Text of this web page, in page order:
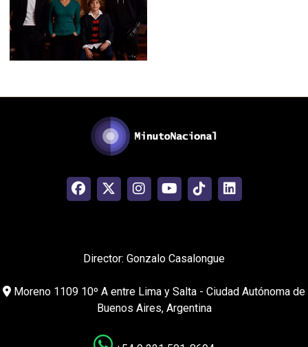
Director: Gonzalo Casalongue
Moreno 1109 10º A entre Lima y Salta - Ciudad Autónoma de
Buenos Aires, Argentina